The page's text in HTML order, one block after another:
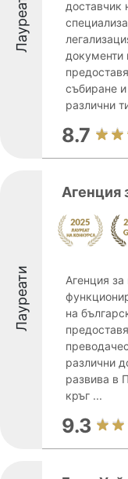
Лауреати
доставчик
документи
събиране
различни
8.7
Лауреати
Агенция
Агенция
на
различни
развива в
кръг ...
9.3